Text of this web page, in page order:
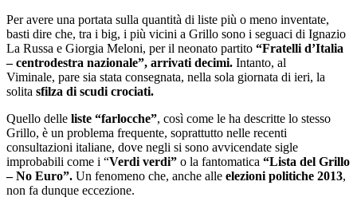
Per avere una portata sulla quantità di liste più o meno inventate,
basti dire che, tra i big, i più vicini a Grillo sono i seguaci di Ignazio
La Russa e Giorgia Meloni, per il neonato partito “Fratelli d’Italia
– centrodestra nazionale”, arrivati decimi. Intanto, al
Viminale, pare sia stata consegnata, nella sola giornata di ieri, la
solita sfilza di scudi crociati.
Quello delle liste “farlocche”, così come le ha descritte lo stesso
Grillo, è un problema frequente, soprattutto nelle recenti
consultazioni italiane, dove negli si sono avvicendate sigle
improbabili come i “Verdi verdi” o la fantomatica “Lista del Grillo
– No Euro”. Un fenomeno che, anche alle elezioni politiche 2013,
non fa dunque eccezione.